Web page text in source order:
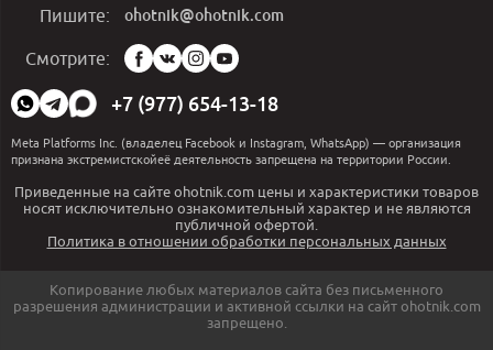
Пишите: ohotnik@ohotnik.com
Смотрите:
Мы
в
социальных
сетях:
+7 (977) 654-13-18
Meta Platforms Inc. (владелец Facebook и Instagram, WhatsApp) — организация
признана экстремистскойеё деятельность запрещена на территории России.
Приведенные на сайте ohotnik.com цены и характеристики товаров
носят исключительно ознакомительный характер и не являются
публичной офертой.
Политика в отношении обработки персональных данных
Копирование любых материалов сайта без письменного
разрешения администрации и активной ссылки на сайт ohotnik.com
запрещено.